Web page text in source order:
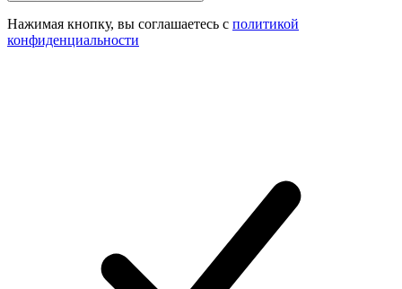
Нажимая кнопку, вы соглашаетесь с политикой
конфиденциальности